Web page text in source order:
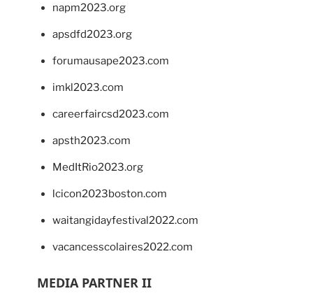
napm2023.org
apsdfd2023.org
forumausape2023.com
imkl2023.com
careerfaircsd2023.com
apsth2023.com
MedItRio2023.org
lcicon2023boston.com
waitangidayfestival2022.com
vacancesscolaires2022.com
MEDIA PARTNER II